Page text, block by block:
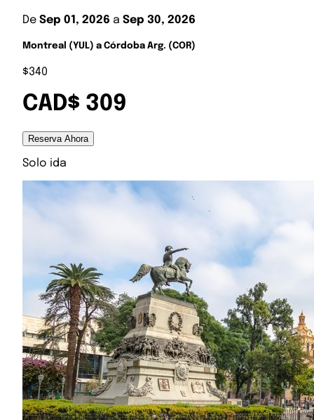
De Sep 01, 2026 a Sep 30, 2026
Montreal (YUL) a Córdoba Arg. (COR)
$340
CAD$ 309
Reserva Ahora
Solo ida